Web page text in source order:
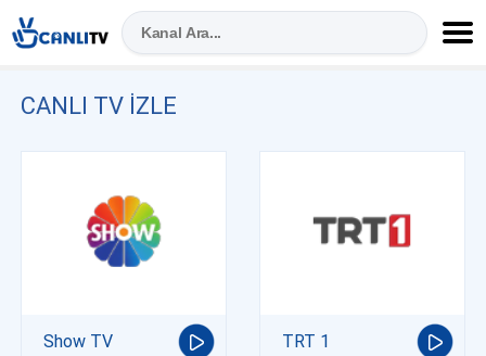
CANLI TV IZLE
Show TV TRT 1